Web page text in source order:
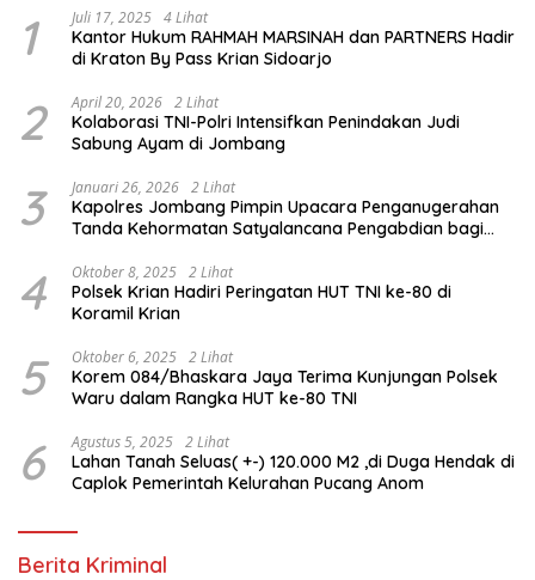
1 Juli 17, 2025 4 Lihat
Kantor Hukum RAHMAH MARSINAH dan PARTNERS Hadir
di Kraton By Pass Krian Sidoarjo
2 April 20, 2026 2 Lihat
Kolaborasi TNI-Polri Intensifkan Penindakan Judi
Sabung Ayam di Jombang
3 Januari 26, 2026 2 Lihat
Kapolres Jombang Pimpin Upacara Penganugerahan
Tanda Kehormatan Satyalancana Pengabdian bagi
4 Oktober 8, 2025 2 Lihat
Polsek Krian Hadiri Peringatan HUT TNI ke-80 di
Koramil Krian
5 Oktober 6, 2025 2 Lihat
Korem 084/Bhaskara Jaya Terima Kunjungan Polsek
6 Agustus 5, 2025 2 Lihat
Lahan Tanah Seluas( +-) 120.000 M2 ,di Duga Hendak di
Caplok Pemerintah Kelurahan Pucang Anom
Berita Kriminal